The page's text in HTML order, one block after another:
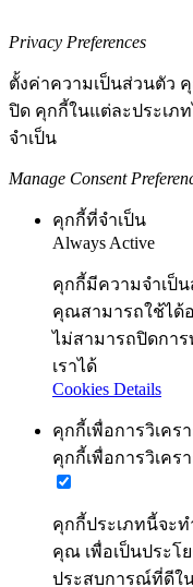
Privacy Preferences
ตั้งค่าความเป็นส่วนตัว
ปิด คุกกี้ในแต่ละประเภ
จำเป็น
Manage Consent
คุกกี้ที่จำเป็น
Always Active
คุกกี้มีความจำเป็น
คุณสามารถใช้ได้
ไม่สามารถปิดกา
เราได้
Cookies Details
คุกกี้เพื่อการวิเคร
คุกกี้เพื่อการวิเคร
คุกกี้ประเภทนี้จะท
คุณ เพื่อเป็นประโ
ประสบการณ์ที่ดีใ